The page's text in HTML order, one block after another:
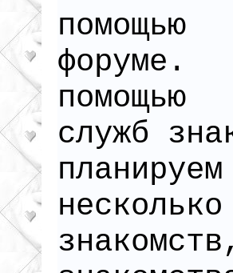
форуме.
помощью
служб